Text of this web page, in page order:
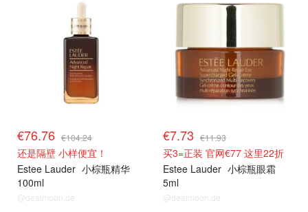
€76.76 €104.24
还是隔壁 小样便宜！
Estee Lauder 小棕瓶精华
100ml
@dealmoon.de
€7.73 €11.93
买3=正装 官网€77 这里22折
Estee Lauder 小棕瓶眼霜
5ml
@dealmoon.de